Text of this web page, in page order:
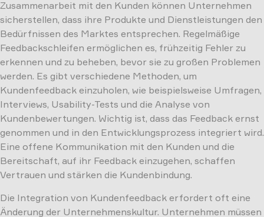
Zusammenarbeit mit den Kunden können Unternehmen
sicherstellen, dass ihre Produkte und Dienstleistungen den
Bedürfnissen des Marktes entsprechen. Regelmäßige
Feedbackschleifen ermöglichen es, frühzeitig Fehler zu
erkennen und zu beheben, bevor sie zu großen Problemen
werden. Es gibt verschiedene Methoden, um
Kundenfeedback einzuholen, wie beispielsweise Umfragen,
Interviews, Usability-Tests und die Analyse von
Kundenbewertungen. Wichtig ist, dass das Feedback ernst
genommen und in den Entwicklungsprozess integriert wird.
Eine offene Kommunikation mit den Kunden und die
Bereitschaft, auf ihr Feedback einzugehen, schaffen
Vertrauen und stärken die Kundenbindung.
Die Integration von Kundenfeedback erfordert oft eine
Änderung der Unternehmenskultur. Unternehmen müssen